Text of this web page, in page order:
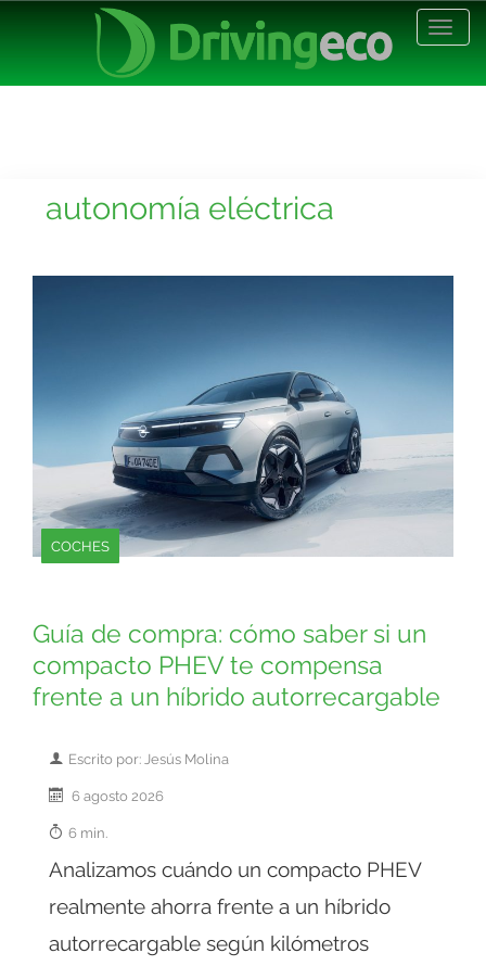
autonomía eléctrica
COCHES
Guía de compra: cómo saber si un
compacto PHEV te compensa
frente a un híbrido autorrecargable
Escrito por: Jesús Molina
6 agosto 2026
6 min.
Analizamos cuándo un compacto PHEV
realmente ahorra frente a un híbrido
autorrecargable según kilómetros